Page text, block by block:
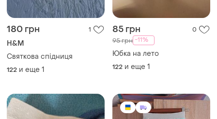
180 грн 1
H&M
Святкова спідниця
122 и еще 1
85 грн 0
95 грн -11%
Юбка на лето
122 и еще 1